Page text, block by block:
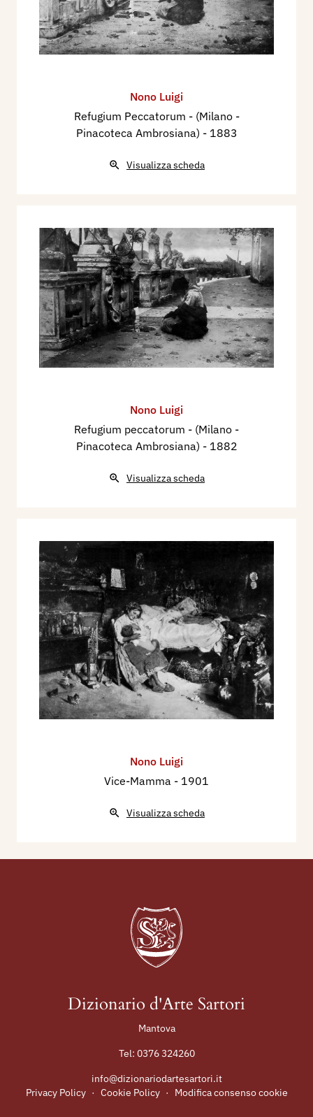
Nono Luigi
Refugium Peccatorum - (Milano -
Pinacoteca Ambrosiana) - 1883
Visualizza scheda
Nono Luigi
Refugium peccatorum - (Milano -
Pinacoteca Ambrosiana) - 1882
Visualizza scheda
Nono Luigi
Vice-Mamma - 1901
Visualizza scheda
Dizionario d'Arte Sartori
Mantova
Tel: 0376 324260
info@dizionariodartesartori.it
Privacy Policy · Cookie Policy · Modifica consenso cookie